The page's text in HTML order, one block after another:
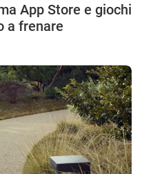
App Store e giochi
a frenare